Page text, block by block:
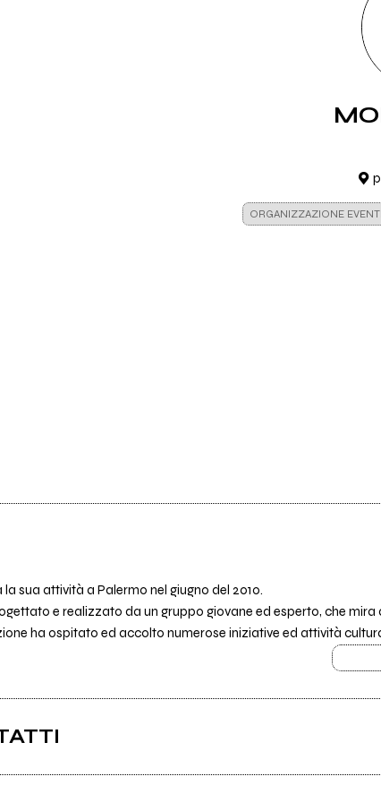
ORGANIZZAZIONE
la sua attività a Palermo nel giugno del 2010.
e realizzato da un gruppo giovane ed esperto, che
ha ospitato ed accolto numerose iniziative ed attività